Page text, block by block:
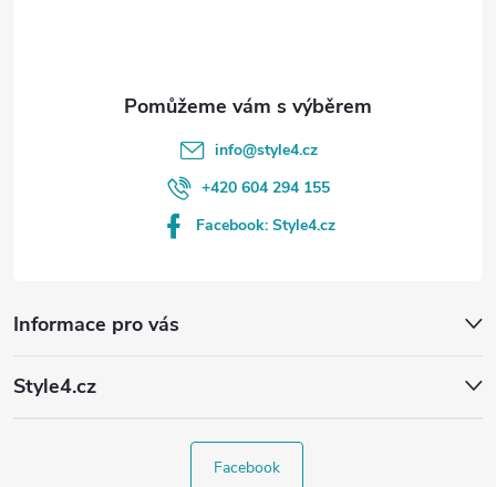
Informace pro vás
Style4.cz
info@style4.cz
+420 604 294 155
Facebook: Style4.cz
Facebook